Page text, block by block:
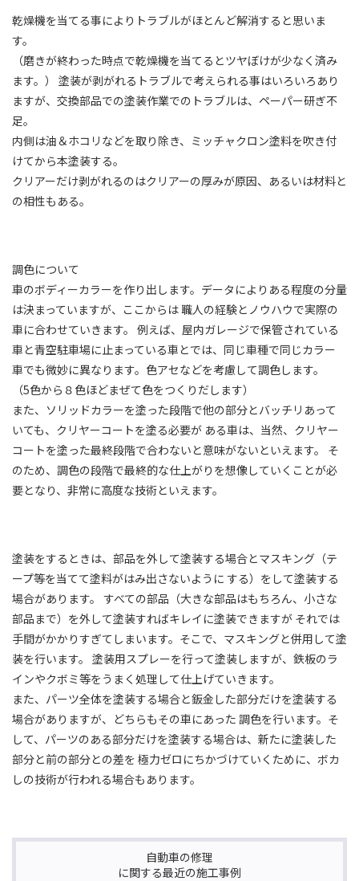
乾燥機を当てる事によりトラブルがほとんど解消すると思いま
す。
（磨きが終わった時点で乾燥機を当てるとツヤぼけが少なく済み
ます。） 塗装が剥がれるトラブルで考えられる事はいろいろあり
ますが、交換部品での塗装作業でのトラブルは、ペーパー研ぎ不
足。
内側は油＆ホコリなどを取り除き、ミッチャクロン塗料を吹き付
けてから本塗装する。
クリアーだけ剥がれるのはクリアーの厚みが原因、あるいは材料と
の相性もある。
調色について
車のボディーカラーを作り出します。データによりある程度の分量
は決まっていますが、ここからは 職人の経験とノウハウで実際の
車に合わせていきます。 例えば、屋内ガレージで保管されている
車と青空駐車場に止まっている車とでは、同じ車種で同じカラー
車でも微妙に異なります。色アセなどを考慮して調色します。
（5色から８色ほどまぜて色をつくりだします）
また、ソリッドカラーを塗った段階で他の部分とバッチリあって
いても、クリヤーコートを塗る必要が ある車は、当然、クリヤー
コートを塗った最終段階で合わないと意味がないといえます。 そ
のため、調色の段階で最終的な仕上がりを想像していくことが必
要となり、非常に高度な技術といえます。
塗装をするときは、部品を外して塗装する場合とマスキング（テ
ープ等を当てて塗料がはみ出さないように する）をして塗装する
場合があります。 すべての部品（大きな部品はもちろん、小さな
部品まで）を外して塗装すればキレイに塗装できますが それでは
手間がかかりすぎてしまいます。そこで、マスキングと併用して塗
装を行います。 塗装用スプレーを行って塗装しますが、鉄板のラ
インやクボミ等をうまく処理して仕上げていきます。
また、パーツ全体を塗装する場合と鈑金した部分だけを塗装する
場合がありますが、どちらもその車にあった 調色を行います。そ
して、パーツのある部分だけを塗装する場合は、新たに塗装した
部分と前の部分との差を 極力ゼロにちかづけていくために、ボカ
しの技術が行われる場合もあります。
自動車の修理
に関する最近の施工事例